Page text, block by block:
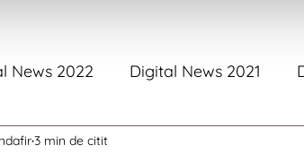
News 2022 Digital News 2021
Digital News 2017
3 min de citit